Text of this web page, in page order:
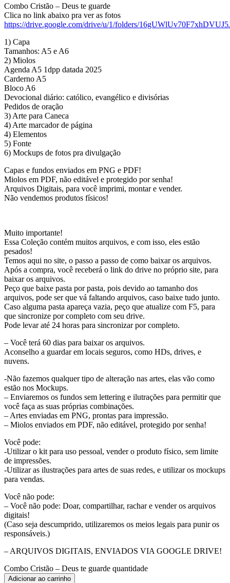
Combo Cristão – Deus te guarde
Clica no link abaixo pra ver as fotos
https://drive.google.com/drive/u/1/folders/
1) Capa
Tamanhos: A5 e A6
2) Miolos
Agenda A5 1dpp datada 2025
Carderno A5
Bloco A6
Devocional diário: católico, evangélico e divisórias
Pedidos de oração
3) Arte para Caneca
4) Arte marcador de página
4) Elementos
5) Fonte
6) Mockups de fotos pra divulgação
Capas e fundos enviados em PNG e PDF!
Miolos em PDF, não editável e protegido por senha!
Arquivos Digitais, para você imprimi, montar e vender.
Não vendemos produtos físicos!
Muito importante!
Essa Coleção contém muitos arquivos, e com isso, eles estão
pesados!
Temos aqui no site, o passo a passo de como baixar os arquivos.
Após a compra, você receberá o link do drive no próprio site, para
baixar os arquivos.
Peço que baixe pasta por pasta, pois devido ao tamanho dos
arquivos, pode ser que vá faltando arquivos, caso baixe tudo junto.
Caso alguma pasta apareça vazia, peço que atualize com F5, para
que sincronize por completo com seu drive.
Pode levar até 24 horas para sincronizar por completo.
– Você terá 60 dias para baixar os arquivos.
Aconselho a guardar em locais seguros, como HDs, drives, e
nuvens.
-Não fazemos qualquer tipo de alteração nas artes, elas vão como
estão nos Mockups.
– Enviaremos os fundos sem lettering e ilutrações para permitir que
você faça as suas próprias combinações.
– Artes enviadas em PNG, prontas para impressão.
– Miolos enviados em PDF, não editável, protegido por senha!
Você pode:
-Utilizar o kit para uso pessoal, vender o produto físico, sem limite
de impressões.
-Utilizar as ilustrações para artes de suas redes, e utilizar os mockups
para vendas.
Você não pode:
– Você não pode: Doar, compartilhar, rachar e vender os arquivos
digitais!
(Caso seja descumprido, utilizaremos os meios legais para punir os
responsáveis.)
– ARQUIVOS DIGITAIS, ENVIADOS VIA GOOGLE DRIVE!
Combo Cristão – Deus te guarde quantidade
Adicionar ao carrinho